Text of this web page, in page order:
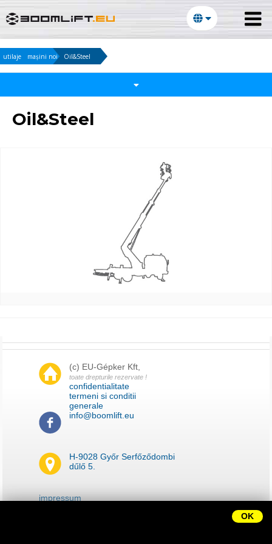
OK
utilaje mașini noi Oil&Steel
Oil&Steel
(c) EU-Gépker Kft,
toate drepturile rezervate !
confidentialitate
termeni si conditii
generale
info@boomlift.eu
H-9028 Győr Serfőződombi
dűlő 5.
impressum